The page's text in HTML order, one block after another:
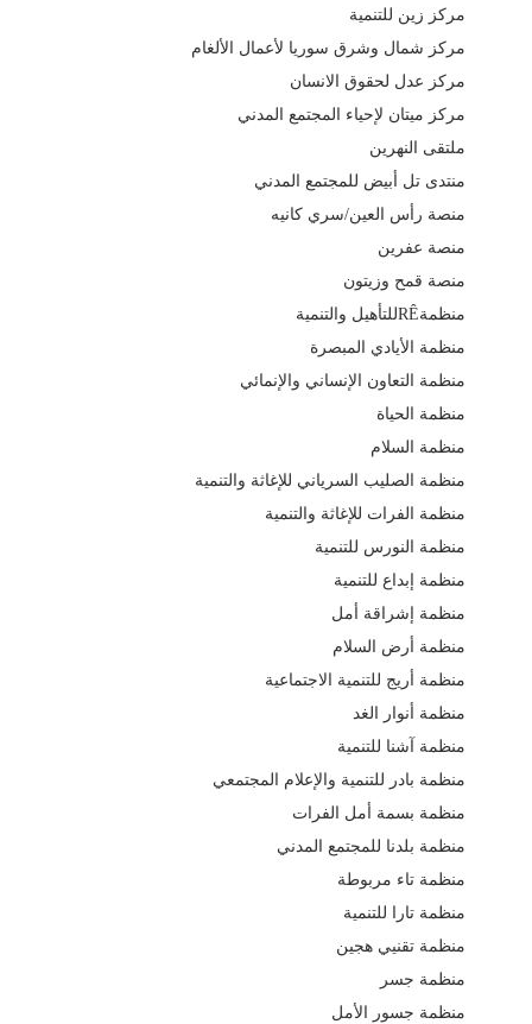
مركز زين للتنمية
مركز شمال وشرق سوريا لأعمال الألغام
مركز عدل لحقوق الانسان
مركز ميتان لإحياء المجتمع المدني
ملتقى النهرين
منتدى تل أبيض للمجتمع المدني
منصة رأس العين/سري كانيه
منصة عفرين
منصة قمح وزيتون
منظمةRÊللتأهيل والتنمية
منظمة الأيادي المبصرة
منظمة التعاون الإنساني والإنمائي
منظمة الحياة
منظمة السلام
منظمة الصليب السرياني للإغاثة والتنمية
منظمة الفرات للإغاثة والتنمية
منظمة النورس للتنمية
منظمة إبداع للتنمية
منظمة إشراقة أمل
منظمة أرض السلام
منظمة أريج للتنمية الاجتماعية
منظمة أنوار الغد
منظمة آشنا للتنمية
منظمة بادر للتنمية والإعلام المجتمعي
منظمة بسمة أمل الفرات
منظمة بلدنا للمجتمع المدني
منظمة تاء مربوطة
منظمة تارا للتنمية
منظمة تقنيي هجين
منظمة جسر
منظمة جسور الأمل